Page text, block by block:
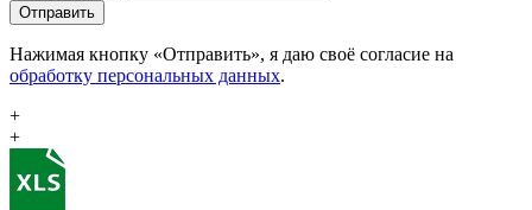
Отправить
Нажимая кнопку «Отправить», я даю своё согласие на
обработку персональных данных.
+
+